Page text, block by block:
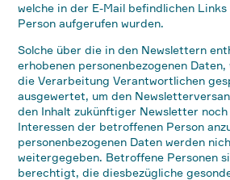
welche in der E-Mail befindlichen
Person aufgerufen wurden.
Solche über die in den Newslettern
erhobenen personenbezogenen
die Verarbeitung Verantwortlichen
ausgewertet, um den
den Inhalt zukünftiger Newsletter
Interessen der betroffenen Person
personenbezogenen Daten werden
weitergegeben. Betroffene Personen
berechtigt, die diesbezügliche